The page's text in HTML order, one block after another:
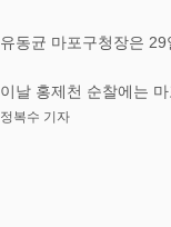
유동균 마포구청장은
이날 홍제천 순찰에는
정복수 기자